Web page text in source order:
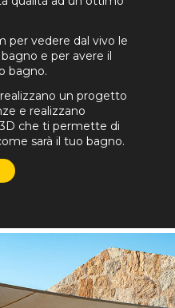
per vedere dal vivo le
e per avere il
bagno.
un progetto
e realizzano
che ti permette di
sarà il tuo bagno.